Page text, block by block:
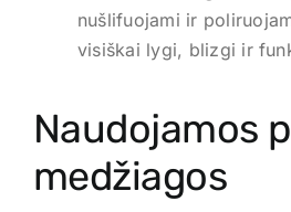
nušlifuojami ir
visiškai lygi, blizgi ir
Naudojamos
medžiagos